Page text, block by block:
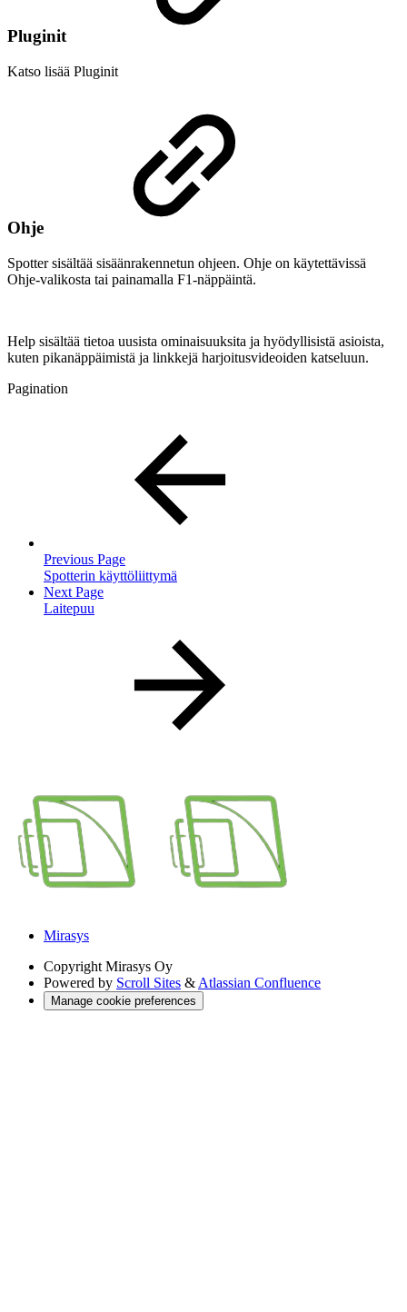
Pluginit
Katso lisää Pluginit
Ohje
Spotter sisältää sisäänrakennetun ohjeen. Ohje on käytettävissä
Ohje-valikosta tai painamalla F1-näppäintä.
Help sisältää tietoa uusista ominaisuuksita ja hyödyllisistä asioista,
kuten pikanäppäimistä ja linkkejä harjoitusvideoiden katseluun.
Pagination
Previous Page
Spotterin käyttöliittymä
Next Page
Laitepuu
Mirasys
Copyright Mirasys Oy
Powered by Scroll Sites & Atlassian Confluence
Manage cookie preferences